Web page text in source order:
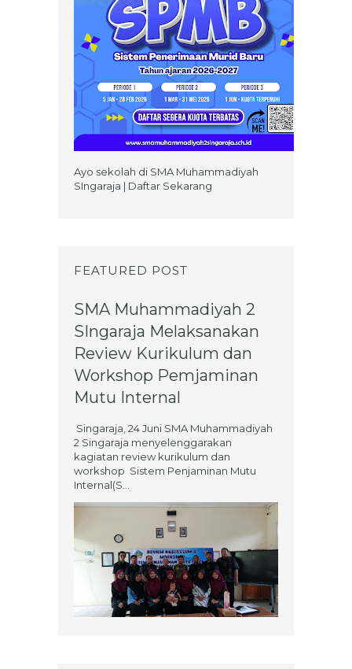
Ayo sekolah di SMA Muhammadiyah
SIngaraja | Daftar Sekarang
FEATURED POST
SMA Muhammadiyah 2
SIngaraja Melaksanakan
Review Kurikulum dan
Workshop Pemjaminan
Mutu Internal
Singaraja, 24 Juni SMA Muhammadiyah
2 Singaraja menyelenggarakan
kagiatan review kurikulum dan
workshop Sistem Penjaminan Mutu
Internal(S...